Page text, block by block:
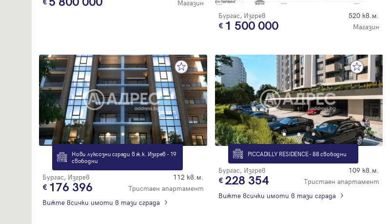
Магазин
Бургас, Изгрев
520 кв.м.
1 500 000 Магазин
Нови луксозни сгради в ж.к. Изгрев - 19
свободни
Бургас, Изгрев 112 кв.м.
176 396
Тристаен апартамент
Вижте всички имоти в тази сграда
PICCADILLY RESIDENCE - 88 свободни
Бургас, Изгрев 109 кв.м.
228 354
Тристаен апартамент
Вижте всички имоти в тази сграда